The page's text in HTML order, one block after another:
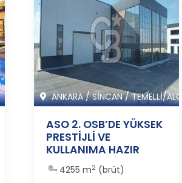
ANKARA/SİNCAN/TEMELLİ/ALCI
ASO 2. OSB’DE YÜKSEK
PRESTİJLİ VE
KULLANIMA HAZIR
SATILIK FABRİKA
BİNASI - 365517
4255 m2(brüt)